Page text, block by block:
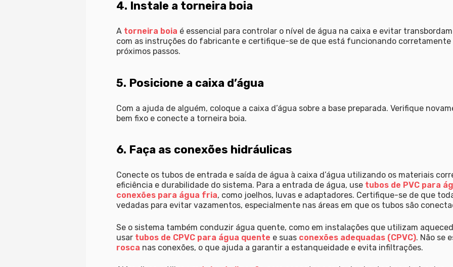
4. Instale a torneira boia
A torneira boia é essencial para controlar o nível de água na caixa e evitar
com as instruções do fabricante e certifique-se de que está funcionando corretamente
próximos passos.
5. Posicione a caixa d’água
Com a ajuda de alguém, coloque a caixa d’água sobre a base preparada. Verifique
bem fixo e conecte a torneira boia.
6. Faça as conexões hidráulicas
Conecte os tubos de entrada e saída de água à caixa d’água utilizando os materiais
eficiência e durabilidade do sistema. Para a entrada de água, use tubos de PVC para
conexões para água fria, como joelhos, luvas e adaptadores. Certifique-se de que
vedadas para evitar vazamentos, especialmente nas áreas em que os tubos são
Se o sistema também conduzir água quente, como em instalações que utilizam
usar tubos de CPVC para água quente e suas conexões adequadas (CPVC). Não se
rosca nas conexões, o que ajuda a garantir a estanqueidade e evita infiltrações.